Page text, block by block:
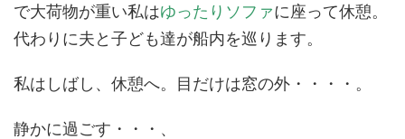
で大荷物が重い私はゆったりソファに座って休憩。
代わりに夫と子ども達が船内を巡ります。
私はしばし、休憩へ。目だけは窓の外・・・・。
静かに過ごす・・・、